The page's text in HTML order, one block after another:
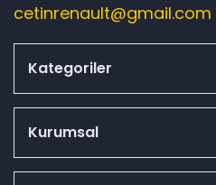
cetinrenault@gmail.com
Kategoriler
Kurumsal